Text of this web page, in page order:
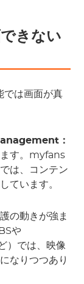
きない
では画面が真
：
す。myfans
は、コンテン
ています。
の動きが強ま
や
）では、映像
なりつつあり